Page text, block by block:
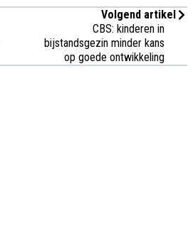
Volgend artikel
CBS: kinderen in
bijstandsgezin minder kans
op goede ontwikkeling